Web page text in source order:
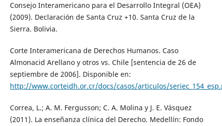
Consejo Interamericano para el Desarrollo Integral (OEA)
(2009). Declaración de Santa Cruz +10. Santa Cruz de la
Sierra. Bolivia.
Corte Interamericana de Derechos Humanos. Caso
Almonacid Arellano y otros vs. Chile [sentencia de 26 de
septiembre de 2006]. Disponible en:
http://www.corteidh.or.cr/docs/casos/articulos/
Correa, L.; A. M. Fergusson; C. A. Molina y J. E. Vásquez
(2011). La enseñanza clínica del Derecho. Medellín: Fondo